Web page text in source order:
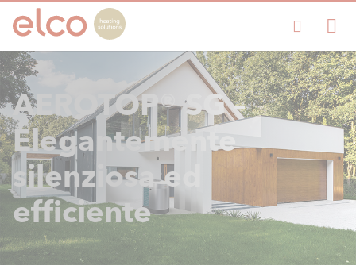
AEROTOP® SG –
Elegantemente
silenziosa ed
efficiente